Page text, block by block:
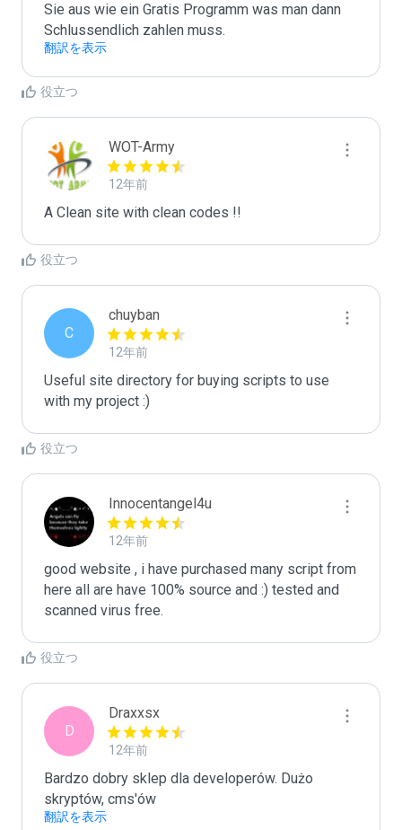
Sie aus wie ein Gratis Programm was man dann
Schlussendlich zahlen muss.
翻訳を表示
役立つ
WOT-Army
12年前
A Clean site with clean codes !!
役立つ
C
chuyban
12年前
Useful site directory for buying scripts to use
with my project :)
役立つ
Innocentangel4u
12年前
good website , i have purchased many script from
here all are have 100% source and :) tested and
scanned virus free.
役立つ
D
Draxxsx
12年前
Bardzo dobry sklep dla developerów. Dużo
skryptów, cms'ów
翻訳を表示